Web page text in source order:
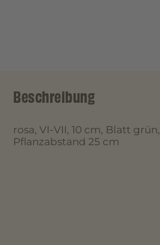
Beschreibung
rosa, VI-VII, 10 cm, Blatt
Pflanzabstand 25 cm